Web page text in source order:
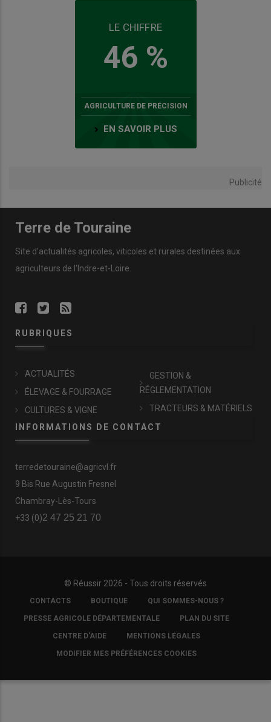
LE CHIFFRE
46 %
AGRICULTURE DE PRÉCISION
EN SAVOIR PLUS
Publicité
Terre de Touraine
Site d'actualités agricoles, viticoles et rurales destinées aux
agriculteurs de l'Indre-et-Loire.
RUBRIQUES
ACTUALITÉS
ÉLEVAGE & FOURRAGE
CULTURES & VIGNE
GESTION &
RÉGLEMENTATION
TRACTEURS & MATÉRIELS
INFORMATIONS DE CONTACT
terredetouraine@agricvl.fr
9 Bis Rue Augustin Fresnel
Chambray-Lès-Tours
+33 (0)2 47 25 21 70
© Réussir 2026 - Tous droits réservés
FOOTER
COPYRIGHT
CONTACTS BOUTIQUE QUI SOMMES-NOUS ?
PRESSE AGRICOLE DÉPARTEMENTALE PLAN DU SITE
CENTRE D'AIDE MENTIONS LÉGALES
MODIFIER MES PRÉFÉRENCES COOKIES